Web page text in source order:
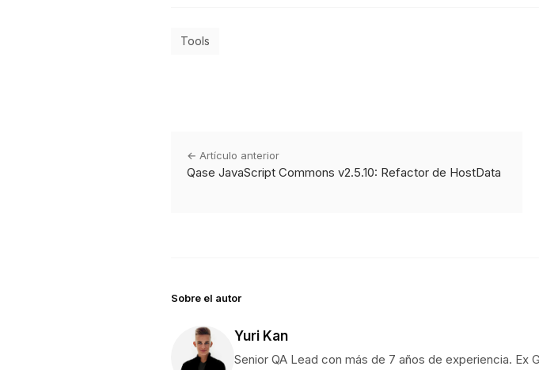
Tools
← Artículo anterior
Qase JavaScript Commons v2.5.10: Refactor de HostData
Sobre el autor
Yuri Kan
Senior QA Lead con más de 7 años de experiencia.